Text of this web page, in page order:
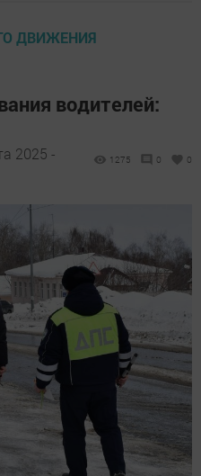
ДВИЖЕНИЯ
водителей:
2025 -
1275 0 0